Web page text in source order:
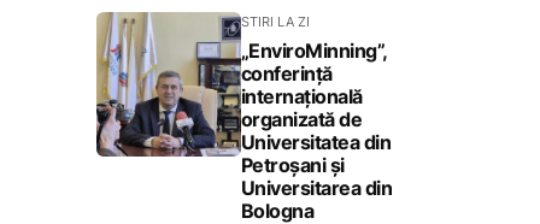
STIRI LA ZI
„EnviroMinning”,
conferință
internațională
organizată de
Universitatea din
Petroșani și
Universitarea din
Bologna